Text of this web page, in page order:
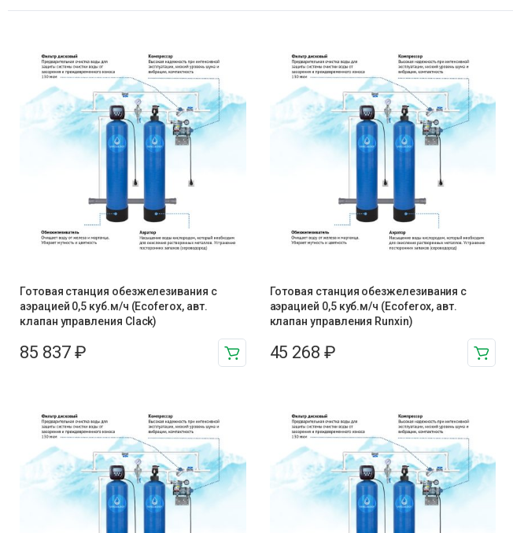
Готовая станция обезжелезивания c
аэрацией 0,5 куб.м/ч (Ecoferox, авт.
клапан управления Clack)
85 837 ₽
Готовая станция обезжелезивания c
аэрацией 0,5 куб.м/ч (Ecoferox, авт.
клапан управления Runxin)
45 268₽